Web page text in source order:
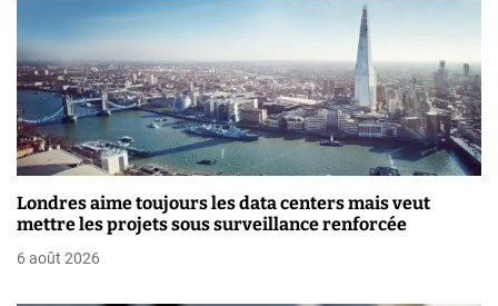
i
o
n
d
e
l
Londres aime toujours les data centers mais veut
mettre les projets sous surveillance renforcée
6 août 2026